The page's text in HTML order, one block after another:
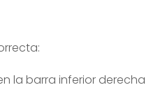
la barra inferior derecha